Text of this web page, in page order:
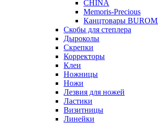
CHINA
Memoris-Precious
Канцтовары
Скобы для степлера
Дыроколы
Скрепки
Корректоры
Клеи
Ножницы
Ножи
Лезвия для ножей
Ластики
Визитницы
Линейки